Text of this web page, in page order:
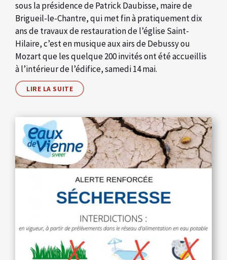
sous la présidence de Patrick Daubisse, maire de
Brigueil-le-Chantre, qui met fin à pratiquement dix
ans de travaux de restauration de l’église Saint-
Hilaire, c’est en musique aux airs de Debussy ou
Mozart que les quelque 200 invités ont été accueillis
à l’intérieur de l’édifice, samedi 14 mai.
LIRE LA SUITE